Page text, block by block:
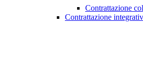
Contrattazione
Contrattazione